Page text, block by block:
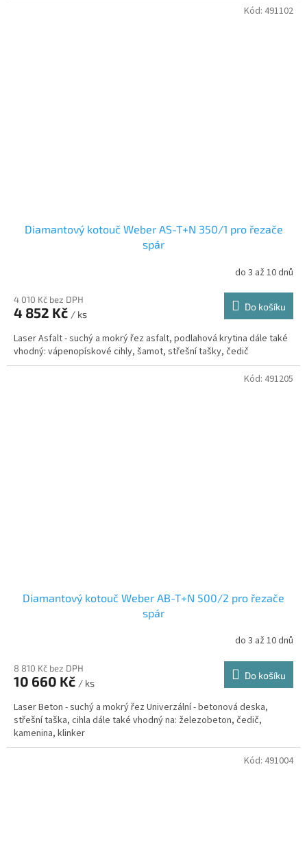
Diamantový kotouč Weber AS-T+N 350/1 pro řezače
spár
do 3 až 10 dnů
4 010 Kč bez DPH
4 852 Kč / ks
Do košíku
Laser Asfalt - suchý a mokrý řez asfalt, podlahová krytina dále také
vhodný: vápenopískové cihly, šamot, střešní tašky, čedič
Kód: 491102
Diamantový kotouč Weber AB-T+N 500/2 pro řezače
spár
do 3 až 10 dnů
8 810 Kč bez DPH
10 660 Kč / ks
Do košíku
Laser Beton - suchý a mokrý řez Univerzální - betonová deska,
střešní taška, cihla dále také vhodný na: železobeton, čedič,
kamenina, klinker
Kód: 491205
Kód: 491004